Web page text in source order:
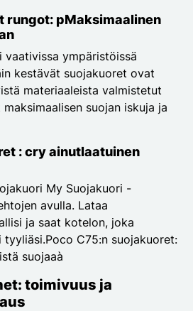
rungot: pMaksimaalinen
vaativissa ympäristöissä
kestävät suojakuoret ovat
materiaaleista valmistetut
suojan iskuja ja
: cry ainutlaatuinen
My Suojakuori -
avulla. Lataa
ja saat kotelon, joka
C75:n suojakuoret:
suojaaà
toimivuus ja